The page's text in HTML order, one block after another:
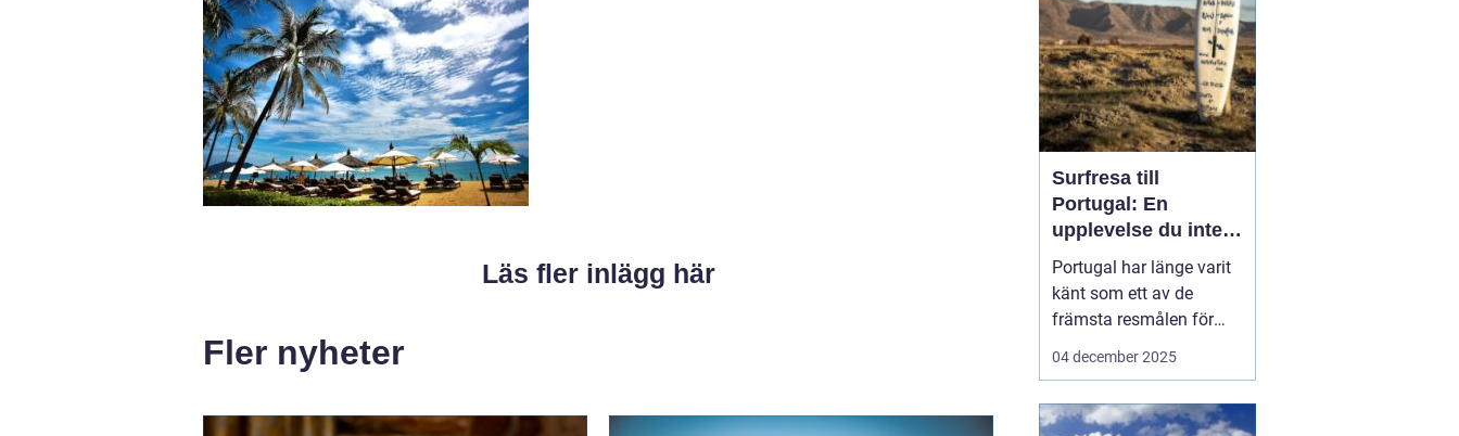
Läs fler inlägg här
Fler nyheter
tydlig känsla av plats
doften av ...
Surfresa till
Portugal: En
upplevelse du inte
vill missa
Portugal har länge varit
känt som ett av de
främsta resmålen för
surfentusiaster. Landets
klimat och en
04 december 2025